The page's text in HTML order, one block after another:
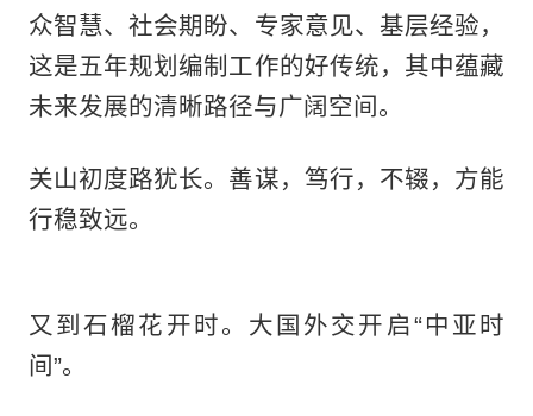
众智慧、社会期盼、专家意见、基层经验，
这是五年规划编制工作的好传统，其中蕴藏
未来发展的清晰路径与广阔空间。
关山初度路犹长。善谋，笃行，不辍，方能
行稳致远。
又到石榴花开时。大国外交开启“中亚时
间”。